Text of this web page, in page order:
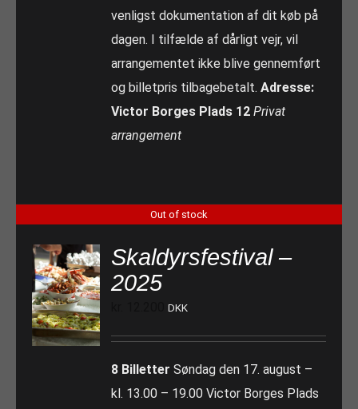
venligst dokumentation af dit køb på
dagen. I tilfælde af dårligt vejr, vil
arrangementet ikke blive gennemført
og billetpris tilbagebetalt.Adresse:
Victor Borges Plads 12 Privat
arrangement
Out of stock
Skaldyrsfestival –
2025
DKK
8 Billetter Søndag den 17. august –
kl. 13.00 – 19.00 Victor Borges Plads